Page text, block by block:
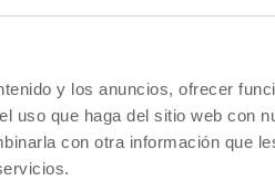
y los anuncios, ofrecer
uso que haga del sitio web con
con otra información que
plano y ligeramente definido.
a cualquiera.
tener nociones sobre ello,
para dejar que tu cuerpo
por ejemplo lunes,